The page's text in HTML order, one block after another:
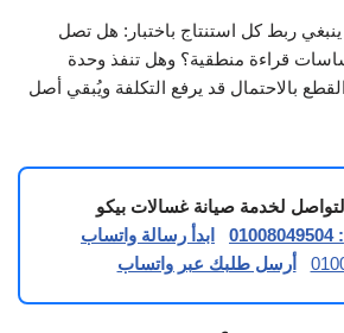
ينبغي ربط كل استنتاج باختبار: هل تصل
قراءة منطقية؟ وهل تنفذ وحدة
بالاحتمال قد يرفع التكلفة ويُبقي أصل
لخدمة صيانة غسالات بيكو
ابدأ رسالة واتساب
أرسل طلبك عبر واتساب